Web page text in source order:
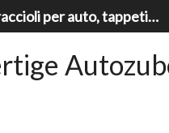
Braccioli per auto, tappeti auto, accessori auto MADE IN ITALY - Armrests, Mittelarmlehnen, Accoundoirs